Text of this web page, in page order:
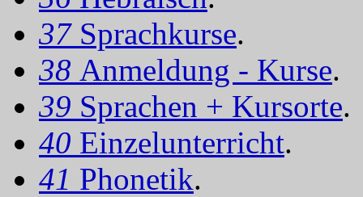
37 Sprachkurse.
38 Anmeldung - Kurse.
39 Sprachen + Kursorte.
40 Einzelunterricht.
41 Phonetik.